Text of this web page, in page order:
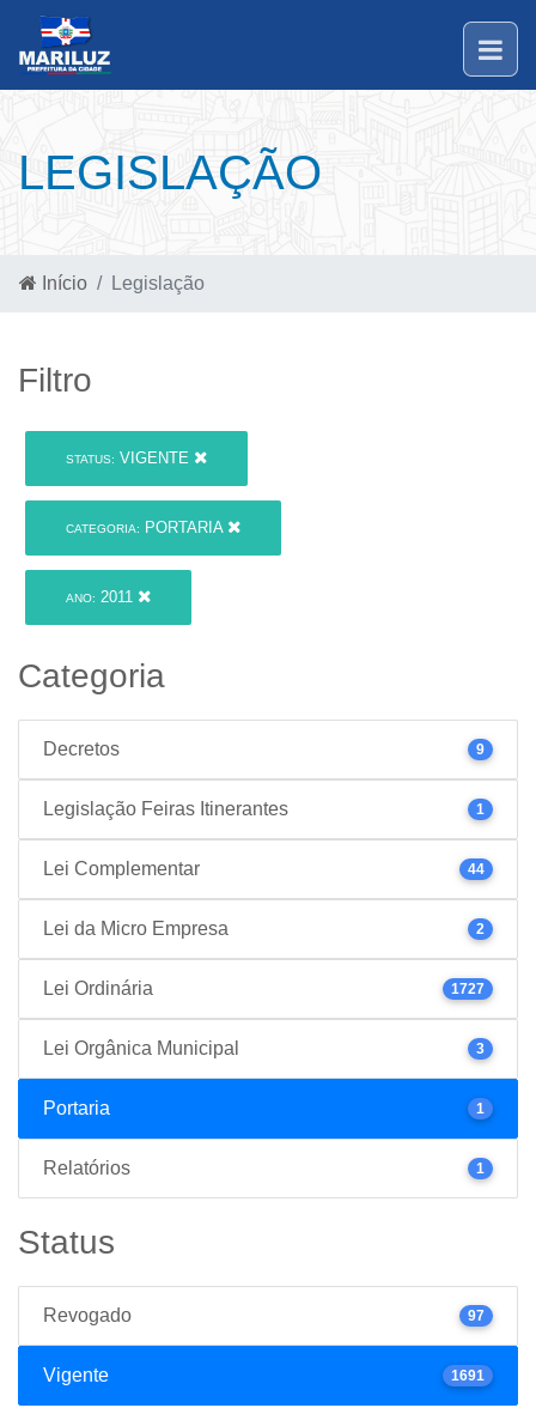
LEGISLAÇÃO
Início Legislação
Filtro
STATUS: VIGENTE
CATEGORIA: PORTARIA
ANO: 2011
Categoria
Decretos 9
Legislação Feiras Itinerantes 1
Lei Complementar 44
Lei da Micro Empresa 2
Lei Ordinária 1727
Lei Orgânica Municipal 3
Portaria 1
Relatórios 1
Status
Revogado 97
Vigente 1691